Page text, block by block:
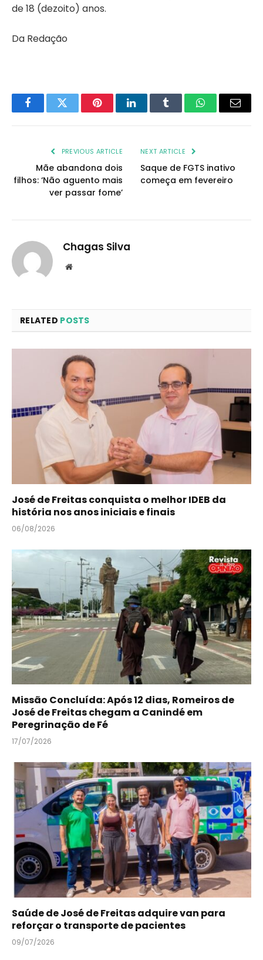
de 18 (dezoito) anos.
Da Redação
FacebookTwitter PinterestLinkedInTumblr WhatsAppEmail
PREVIOUS ARTICLE
Mãe abandona dois
filhos: ‘Não aguento mais
ver passar fome’
NEXT ARTICLE
Saque de FGTS inativo
começa em fevereiro
Chagas Silva
Website
RELATED POSTS
José de Freitas conquista o melhor IDEB da
história nos anos iniciais e finais
06/08/2026
Missão Concluída: Após 12 dias, Romeiros de
José de Freitas chegam a Canindé em
Peregrinação de Fé
17/07/2026
Saúde de José de Freitas adquire van para
reforçar o transporte de pacientes
09/07/2026